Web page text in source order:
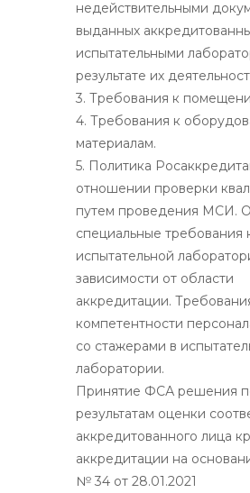
недействительными
выданных
испытательными
результате их
3. Требования к
4. Требования к
материалам.
5. Политика
отношении проверки
путем проведения МСИ.
специальные требования
испытательной
зависимости от области
аккредитации.
компетентности
со стажерами в
лаборатории.
Принятие ФСА решения
результатам оценки
аккредитованного лица
аккредитации на
№ 34 от 28.01.2021